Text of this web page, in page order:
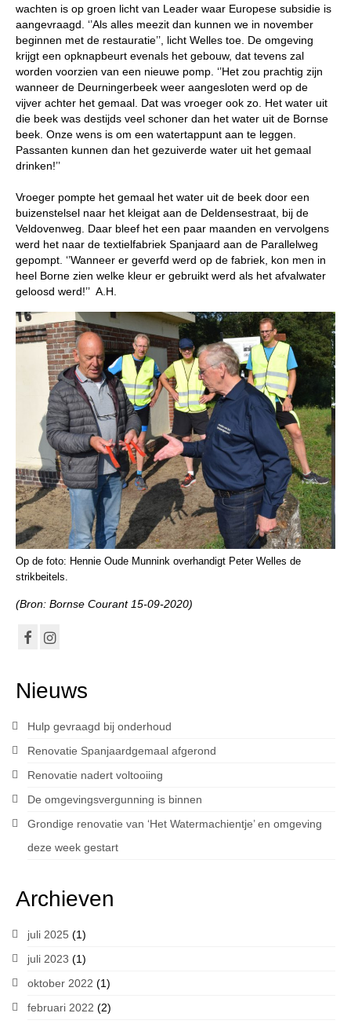
wachten is op groen licht van Leader waar Europese subsidie is
aangevraagd. ‘’Als alles meezit dan kunnen we in november
beginnen met de restauratie’’, licht Welles toe. De omgeving
krijgt een opknapbeurt evenals het gebouw, dat tevens zal
worden voorzien van een nieuwe pomp. ‘’Het zou prachtig zijn
wanneer de Deurningerbeek weer aangesloten werd op de
vijver achter het gemaal. Dat was vroeger ook zo. Het water uit
die beek was destijds veel schoner dan het water uit de Bornse
beek. Onze wens is om een watertappunt aan te leggen.
Passanten kunnen dan het gezuiverde water uit het gemaal
drinken!’’
Vroeger pompte het gemaal het water uit de beek door een
buizenstelsel naar het kleigat aan de Deldensestraat, bij de
Veldovenweg. Daar bleef het een paar maanden en vervolgens
werd het naar de textielfabriek Spanjaard aan de Parallelweg
gepompt. ‘’Wanneer er geverfd werd op de fabriek, kon men in
heel Borne zien welke kleur er gebruikt werd als het afvalwater
geloosd werd!’’ A.H.
Op de foto: Hennie Oude Munnink overhandigt Peter Welles de
strikbeitels.
(Bron: Bornse Courant 15-09-2020)
Nieuws
Hulp gevraagd bij onderhoud
Renovatie Spanjaardgemaal afgerond
Renovatie nadert voltooiing
De omgevingsvergunning is binnen
Grondige renovatie van ‘Het Watermachientje’ en omgeving
deze week gestart
Archieven
juli 2025 (1)
juli 2023 (1)
oktober 2022 (1)
februari 2022 (2)